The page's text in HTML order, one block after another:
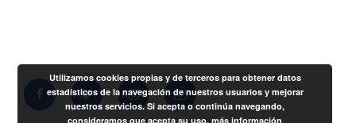
FacebookTwitter InstagramCorreo
electrónico
Utilizamos cookies propias y de terceros para obtener datos
estadísticos de la navegación de nuestros usuarios y mejorar
nuestros servicios. Si acepta o continúa navegando,
consideramos que acepta su uso.más información